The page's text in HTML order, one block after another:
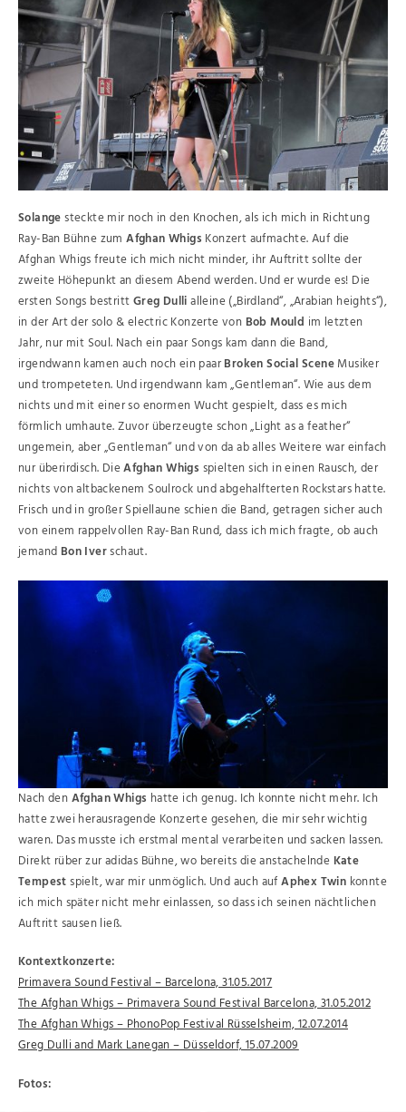
Solangesteckte mir noch in den Knochen, als ich mich in Richtung
Ray-Ban Bühne zumAfghan Whigs Konzert aufmachte. Auf die
Afghan Whigs freute ich mich nicht minder, ihr Auftritt sollte der
zweite Höhepunkt an diesem Abend werden. Und er wurde es! Die
ersten Songs bestrittGreg Dullialleine („Birdland“, „Arabian heights“),
in der Art der solo & electric Konzerte von Bob Mould im letzten
Jahr, nur mit Soul. Nach ein paar Songs kam dann die Band,
irgendwann kamen auch noch ein paarBroken Social SceneMusiker
und trompeteten. Und irgendwann kam „Gentleman“. Wie aus dem
nichts und mit einer so enormen Wucht gespielt, dass es mich
förmlich umhaute. Zuvor überzeugte schon „Light as a feather“
ungemein, aber „Gentleman“ und von da ab alles Weitere war einfach
nur überirdisch. DieAfghan Whigs spielten sich in einen Rausch, der
nichts von altbackenem Soulrock und abgehalfterten Rockstars hatte.
Frisch und in großer Spiellaune schien die Band, getragen sicher auch
von einem rappelvollen Ray-Ban Rund, dass ich mich fragte, ob auch
jemand Bon Iverschaut.
Nach denAfghan Whigs hatte ich genug. Ich konnte nicht mehr. Ich
hatte zwei herausragende Konzerte gesehen, die mir sehr wichtig
waren. Das musste ich erstmal mental verarbeiten und sacken lassen.
Direkt rüber zur adidas Bühne, wo bereits die anstachelnde Kate
Tempestspielt, war mir unmöglich. Und auch aufAphex Twin konnte
ich mich später nicht mehr einlassen, so dass ich seinen nächtlichen
Auftritt sausen ließ.
Kontextkonzerte:
Primavera Sound Festival – Barcelona, 31.05.2017
The Afghan Whigs – Primavera Sound Festival Barcelona, 31.05.2012
The Afghan Whigs – PhonoPop Festival Rüsselsheim, 12.07.2014
Greg Dulli and Mark Lanegan – Düsseldorf, 15.07.2009
Fotos: